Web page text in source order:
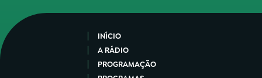
INÍCIO
A RÁDIO
PROGRAMAÇÃO